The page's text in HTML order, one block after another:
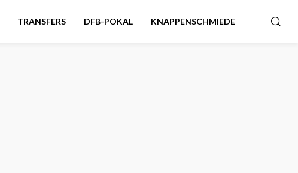
TRANSFERS DFB-POKAL KNAPPENSCHMIEDE